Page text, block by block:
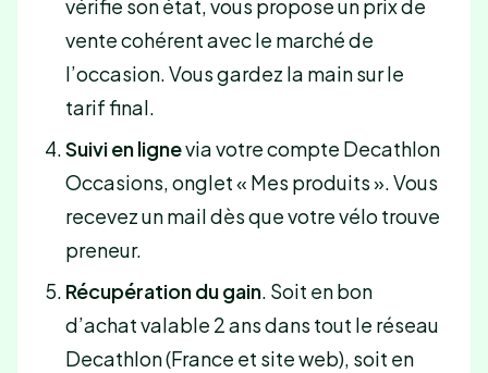
vérifie son état, vous propose un prix de
vente cohérent avec le marché de
l’occasion. Vous gardez la main sur le
tarif final.
Suivi en lignevia votre compte Decathlon
Occasions, onglet « Mes produits ». Vous
recevez un mail dès que votre vélo trouve
preneur.
Récupération du gain. Soit en bon
d’achat valable 2 ans dans tout le réseau
Decathlon (France et site web), soit en